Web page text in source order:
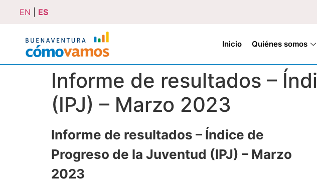
EN ES
Inicio Quiénes somos
Informe de resultados –
(IPJ) – Marzo 2023
Informe de resultados – Índice de
Progreso de la Juventud (IPJ) – Marzo
2023